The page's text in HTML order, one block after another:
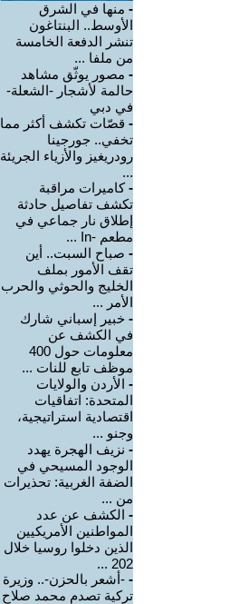
- منها في الشرق
الأوسط.. البنتاغون
تنشر الدفعة الخامسة
من ملفا ...
- مصور يوثّق مشاهد
حالمة لأشجار -الشعلة-
في دبي
- قصّات تكشف أكثر مما
تخفي.. جورجينا
رودريغيز والأزياء الجريئة
...
-كاميرات مراقبة
تكشف تفاصيل حادثة
إطلاق نار جماعي في
مطعم -In ...
- صباح السبت.. أين
تقف الأمور بملف
الخليج والحوثي والحرب
الأمر ...
- خبير إسباني شارك
في الكشف عن
معلومات حول 400
موظف تابع للنات ...
- الأردن والولايات
المتحدة: اتفاقيات
اقتصادية استراتيجية،
وجنو ...
- نزيف الهجرة يهدد
الوجود المسيحي في
الضفة الغربية: تحذيرات
من ...
- الكشف عن عدد
المواطنين الأمريكيين
الذين دخلوا روسيا خلال
202 ...
- -أشعر بالحزن-.. وزيرة
تركية تصدم محمد صلاح